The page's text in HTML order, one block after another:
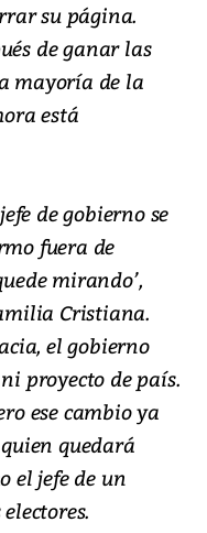
su página.
de ganar las
mayoría de la
está
de gobierno se
fuera de
mirando’,
Cristiana.
el gobierno
proyecto de país.
ese cambio ya
quedará
el jefe de un